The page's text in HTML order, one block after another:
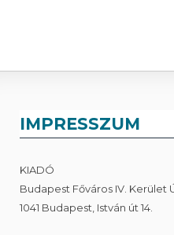
IMPRESSZUM
KIADÓ
Budapest Főváros IV. Kerület
1041 Budapest, István út 14.